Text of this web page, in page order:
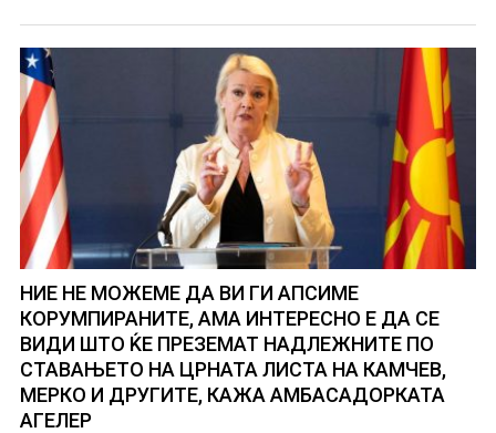
НИЕ НЕ МОЖЕМЕ ДА ВИ ГИ АПСИМЕ
КОРУМПИРАНИТЕ, АМА ИНТЕРЕСНО Е ДА СЕ
ВИДИ ШТО ЌЕ ПРЕЗЕМАТ НАДЛЕЖНИТЕ ПО
СТАВАЊЕТО НА ЦРНАТА ЛИСТА НА КАМЧЕВ,
МЕРКО И ДРУГИТЕ, КАЖА АМБАСАДОРКАТА
АГЕЛЕР